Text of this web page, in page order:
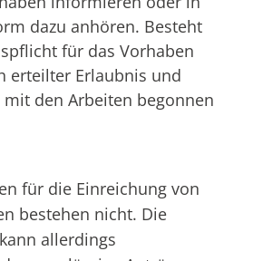
dazu anhören. Besteht
für das Vorhaben
erteilter Erlaubnis und
den Arbeiten begonnen
für die Einreichung von
bestehen nicht. Die
allerdings